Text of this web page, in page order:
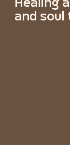
Healing
and soul